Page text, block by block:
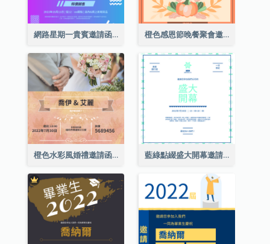
網路星期一貴賓邀請函 橙色感恩節晚餐聚會邀請函
橙色水彩風婚禮邀請函 藍綠點綴盛大開幕邀請函